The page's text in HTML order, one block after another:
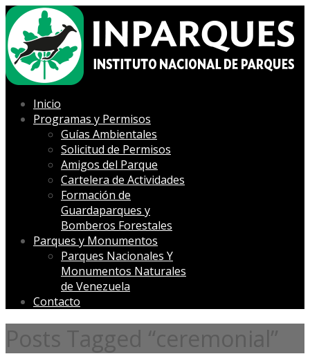
Inicio
Programas y Permisos
Guías Ambientales
Solicitud de Permisos
Amigos del Parque
Cartelera de Actividades
Formación de
Guardaparques y
Bomberos Forestales
Parques y Monumentos
Parques Nacionales Y
Monumentos Naturales
de Venezuela
Contacto
Posts Tagged “ceremonial”